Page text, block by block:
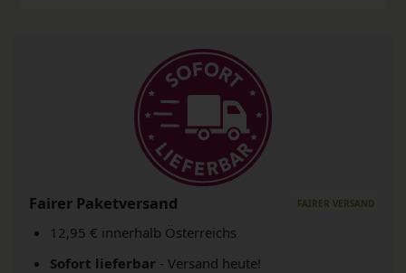
Fairer Paketversand
12,95 € innerhalb Österreichs
Sofort lieferbar - Versand heute!